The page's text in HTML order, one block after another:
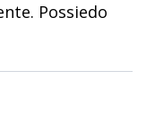
Possiedo